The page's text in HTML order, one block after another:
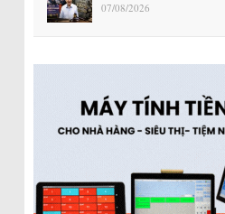
07/08/2026